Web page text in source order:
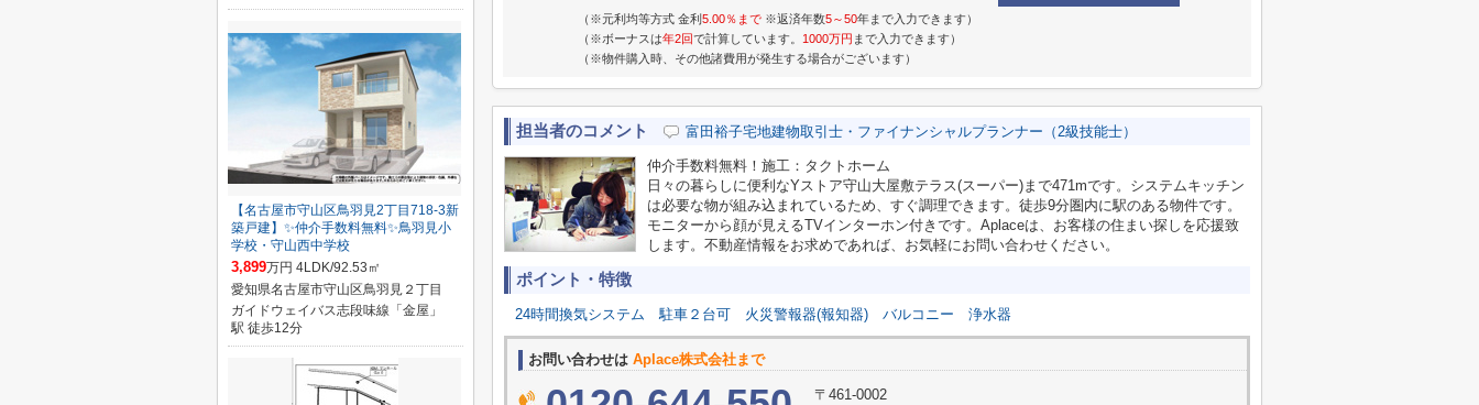
（※元利均等方式 金利5.00％まで ※返済年数5～50年まで入力できます）
（※ボーナスは年2回で計算しています。 1000万円 まで入力できます）
（※物件購入時、その他諸費用が発生する場合がございます）
担当者のコメント 富田裕子宅地建物取引士・ファイナンシャルプランナー（2級技能士）
仲介手数料無料！施工：タクトホーム
日々の暮らしに便利なYストア守山大屋敷テラス(スーパー)まで471mです。システムキッチン
は必要な物が組み込まれているため、すぐ調理できます。徒歩9分圏内に駅のある物件です。
モニターから顔が見えるTVインターホン付きです。Aplaceは、お客様の住まい探しを応援致
します。不動産情報をお求めであれば、お気軽にお問い合わせください。
ポイント・特徴
24時間換気システム 駐車２台可 火災警報器(報知器) バルコニー 浄水器
お問い合わせは Aplace株式会社まで
〒461-0002
【名古屋市守山区鳥羽見2丁目718-3新
築戸建】✨️仲介手数料無料✨️鳥羽見小
学校・守山西中学校
3,899万円 4LDK/92.53㎡
愛知県名古屋市守山区鳥羽見２丁目
ガイドウェイバス志段味線「金屋」
駅 徒歩12分